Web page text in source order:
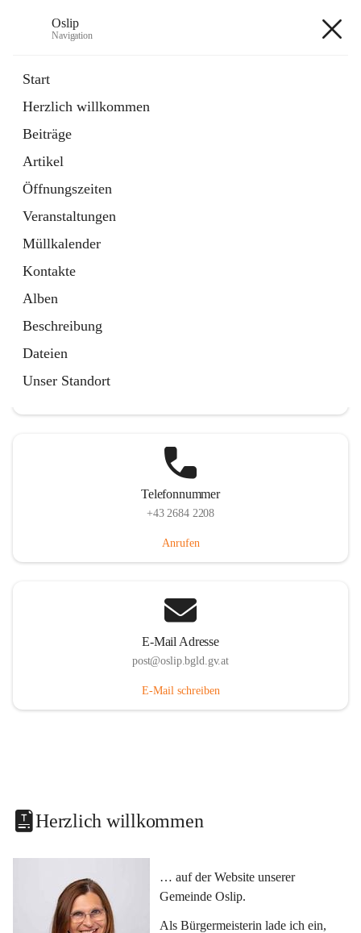
Oslip
Navigation
Start
Herzlich willkommen
Beiträge
Artikel
Öffnungszeiten
Veranstaltungen
Müllkalender
Kontakte
Alben
Beschreibung
Dateien
Unser Standort
Externe Webseite
in
Tab
Bundeskanzleramt Österreich
Externe Webseite
öffnet
in
neuem
Tab
Telefonnummer
+43 2684 2208
Anrufen
E-Mail Adresse
post@oslip.bgld.gv.at
E-Mail schreiben
Herzlich willkommen
… auf der Website unserer
Gemeinde Oslip.
Als Bürgermeisterin lade ich ein,